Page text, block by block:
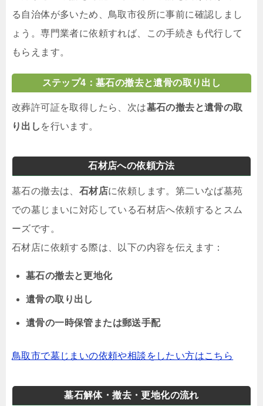
る自治体が多いため、鳥取市役所に事前に確認しまし
ょう。専門業者に依頼すれば、この手続きも代行して
もらえます。
ステップ4：墓石の撤去と遺骨の取り出し
改葬許可証を取得したら、次は墓石の撤去と遺骨の取
り出し を行います。
石材店への依頼方法
墓石の撤去は、 石材店に依頼します。第二いなば墓苑
での墓じまいに対応している石材店へ依頼するとスム
ーズです。
石材店に依頼する際は、以下の内容を伝えます：
墓石の撤去と更地化
遺骨の取り出し
遺骨の一時保管または郵送手配
鳥取市で墓じまいの依頼や相談をしたい方はこちら
墓石解体・撤去・更地化の流れ